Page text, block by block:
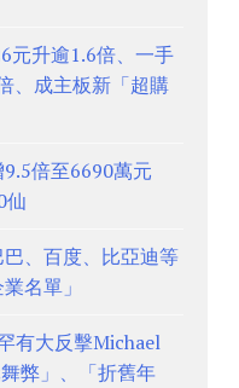
元升逾1.6倍、一手
、成主板新「超購
9.5倍至6690萬元
仙
、百度、比亞迪等
名單」
有大反擊Michael
弊」、「折舊年